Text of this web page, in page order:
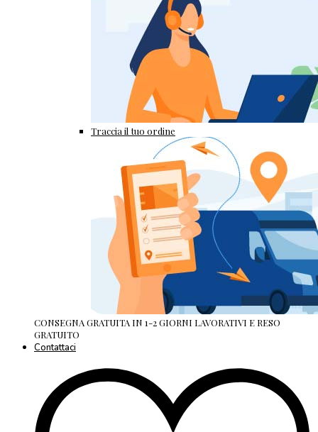
Traccia il tuo ordine
CONSEGNA GRATUITA IN 1-2 GIORNI LAVORATIVI E RESO
GRATUITO
Contattaci